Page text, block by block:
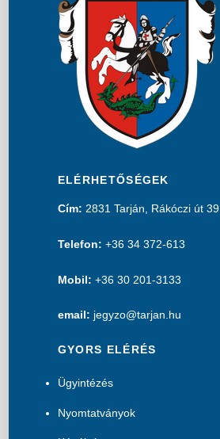
ELÉRHETŐSÉGEK
Cím: 2831 Tarján, Rákóczi út 39.
Telefon: +36 34 372-613
Mobil: +36 30 201-3133
email: jegyzo@tarjan.hu
GYORS ELÉRÉS
Ügyintézés
Nyomtatványok